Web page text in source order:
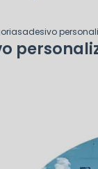
adesivo